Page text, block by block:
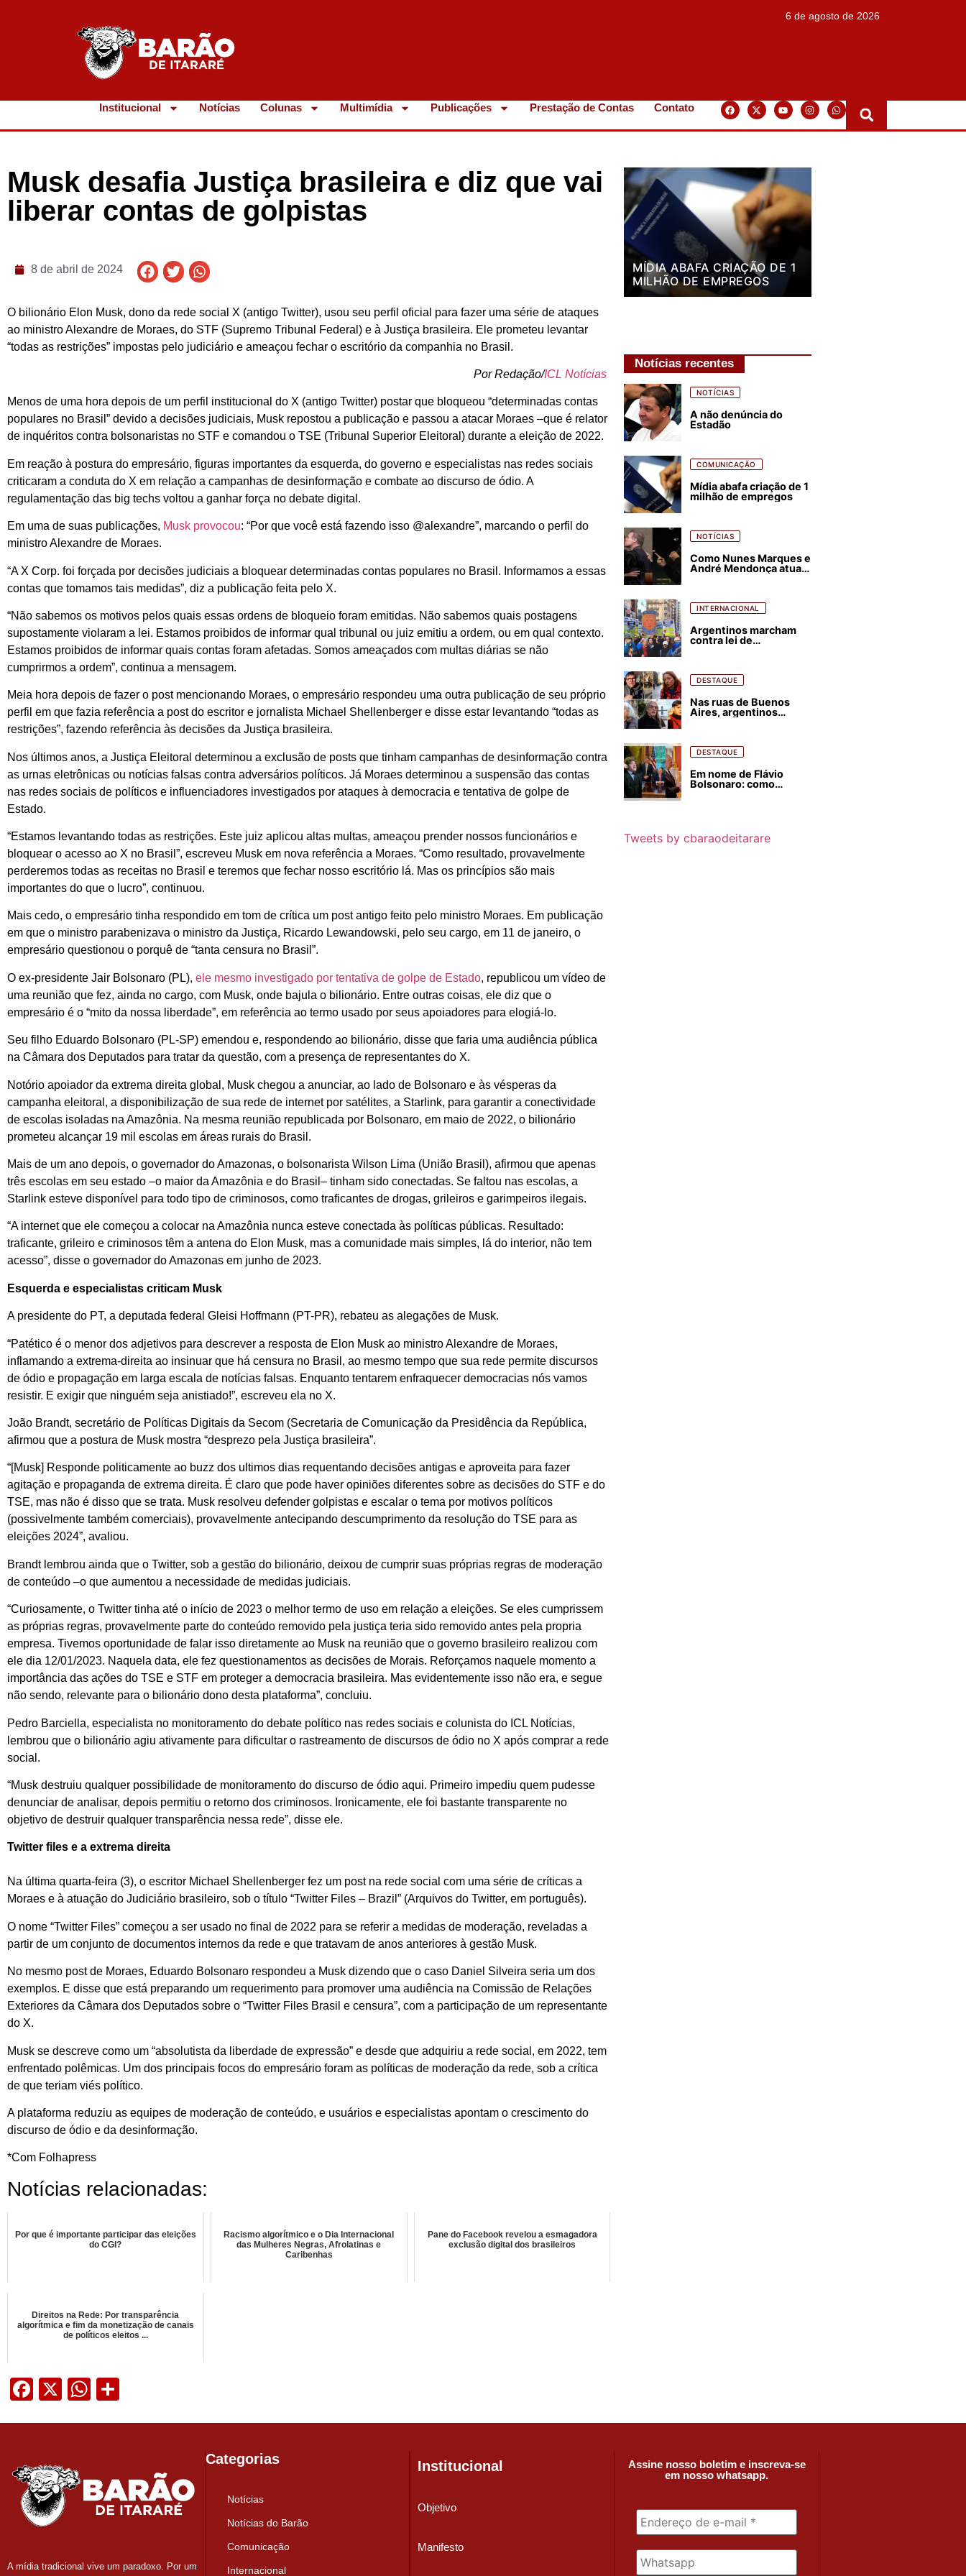
6 de agosto de 2026
Institucional Notícias Colunas Multimídia Publicações Prestação de Contas Contato
Musk desafia Justiça brasileira e diz que vai
liberar contas de golpistas
8 de abril de 2024
O bilionário Elon Musk, dono da rede social X (antigo Twitter), usou seu perfil oficial para fazer uma série de ataques
ao ministro Alexandre de Moraes, do STF (Supremo Tribunal Federal) e à Justiça brasileira. Ele prometeu levantar
“todas as restrições” impostas pelo judiciário e ameaçou fechar o escritório da companhia no Brasil.
Por Redação/ICL Notícias
Menos de uma hora depois de um perfil institucional do X (antigo Twitter) postar que bloqueou “determinadas contas
populares no Brasil” devido a decisões judiciais, Musk repostou a publicação e passou a atacar Moraes –que é relator
de inquéritos contra bolsonaristas no STF e comandou o TSE (Tribunal Superior Eleitoral) durante a eleição de 2022.
Em reação à postura do empresário, figuras importantes da esquerda, do governo e especialistas nas redes sociais
criticaram a conduta do X em relação a campanhas de desinformação e combate ao discurso de ódio. A
regulamentação das big techs voltou a ganhar força no debate digital.
Em uma de suas publicações, Musk provocou: “Por que você está fazendo isso @alexandre”, marcando o perfil do
ministro Alexandre de Moraes.
“A X Corp. foi forçada por decisões judiciais a bloquear determinadas contas populares no Brasil. Informamos a essas
contas que tomamos tais medidas”, diz a publicação feita pelo X.
“Não sabemos os motivos pelos quais essas ordens de bloqueio foram emitidas. Não sabemos quais postagens
supostamente violaram a lei. Estamos proibidos de informar qual tribunal ou juiz emitiu a ordem, ou em qual contexto.
Estamos proibidos de informar quais contas foram afetadas. Somos ameaçados com multas diárias se não
cumprirmos a ordem”, continua a mensagem.
Meia hora depois de fazer o post mencionando Moraes, o empresário respondeu uma outra publicação de seu próprio
perfil em que fazia referência a post do escritor e jornalista Michael Shellenberger e disse estar levantando “todas as
restrições”, fazendo referência às decisões da Justiça brasileira.
Nos últimos anos, a Justiça Eleitoral determinou a exclusão de posts que tinham campanhas de desinformação contra
as urnas eletrônicas ou notícias falsas contra adversários políticos. Já Moraes determinou a suspensão das contas
nas redes sociais de políticos e influenciadores investigados por ataques à democracia e tentativa de golpe de
Estado.
“Estamos levantando todas as restrições. Este juiz aplicou altas multas, ameaçou prender nossos funcionários e
bloquear o acesso ao X no Brasil”, escreveu Musk em nova referência a Moraes. “Como resultado, provavelmente
perderemos todas as receitas no Brasil e teremos que fechar nosso escritório lá. Mas os princípios são mais
importantes do que o lucro”, continuou.
Mais cedo, o empresário tinha respondido em tom de crítica um post antigo feito pelo ministro Moraes. Em publicação
em que o ministro parabenizava o ministro da Justiça, Ricardo Lewandowski, pelo seu cargo, em 11 de janeiro, o
empresário questionou o porquê de “tanta censura no Brasil”.
O ex-presidente Jair Bolsonaro (PL), ele mesmo investigado por tentativa de golpe de Estado, republicou um vídeo de
uma reunião que fez, ainda no cargo, com Musk, onde bajula o bilionário. Entre outras coisas, ele diz que o
empresário é o “mito da nossa liberdade”, em referência ao termo usado por seus apoiadores para elogiá-lo.
Seu filho Eduardo Bolsonaro (PL-SP) emendou e, respondendo ao bilionário, disse que faria uma audiência pública
na Câmara dos Deputados para tratar da questão, com a presença de representantes do X.
Notório apoiador da extrema direita global, Musk chegou a anunciar, ao lado de Bolsonaro e às vésperas da
campanha eleitoral, a disponibilização de sua rede de internet por satélites, a Starlink, para garantir a conectividade
de escolas isoladas na Amazônia. Na mesma reunião republicada por Bolsonaro, em maio de 2022, o bilionário
prometeu alcançar 19 mil escolas em áreas rurais do Brasil.
Mais de um ano depois, o governador do Amazonas, o bolsonarista Wilson Lima (União Brasil), afirmou que apenas
três escolas em seu estado –o maior da Amazônia e do Brasil– tinham sido conectadas. Se faltou nas escolas, a
Starlink esteve disponível para todo tipo de criminosos, como traficantes de drogas, grileiros e garimpeiros ilegais.
“A internet que ele começou a colocar na Amazônia nunca esteve conectada às políticas públicas. Resultado:
traficante, grileiro e criminosos têm a antena do Elon Musk, mas a comunidade mais simples, lá do interior, não tem
acesso”, disse o governador do Amazonas em junho de 2023.
Esquerda e especialistas criticam Musk
A presidente do PT, a deputada federal Gleisi Hoffmann (PT-PR), rebateu as alegações de Musk.
“Patético é o menor dos adjetivos para descrever a resposta de Elon Musk ao ministro Alexandre de Moraes,
inflamando a extrema-direita ao insinuar que há censura no Brasil, ao mesmo tempo que sua rede permite discursos
de ódio e propagação em larga escala de notícias falsas. Enquanto tentarem enfraquecer democracias nós vamos
resistir. E exigir que ninguém seja anistiado!”, escreveu ela no X.
João Brandt, secretário de Políticas Digitais da Secom (Secretaria de Comunicação da Presidência da República,
afirmou que a postura de Musk mostra “desprezo pela Justiça brasileira”.
“[Musk] Responde politicamente ao buzz dos ultimos dias requentando decisões antigas e aproveita para fazer
agitação e propaganda de extrema direita. É claro que pode haver opiniões diferentes sobre as decisões do STF e do
TSE, mas não é disso que se trata. Musk resolveu defender golpistas e escalar o tema por motivos políticos
(possivelmente também comerciais), provavelmente antecipando descumprimento da resolução do TSE para as
eleições 2024”, avaliou.
Brandt lembrou ainda que o Twitter, sob a gestão do bilionário, deixou de cumprir suas próprias regras de moderação
de conteúdo –o que aumentou a necessidade de medidas judiciais.
“Curiosamente, o Twitter tinha até o início de 2023 o melhor termo de uso em relação a eleições. Se eles cumprissem
as próprias regras, provavelmente parte do conteúdo removido pela justiça teria sido removido antes pela propria
empresa. Tivemos oportunidade de falar isso diretamente ao Musk na reunião que o governo brasileiro realizou com
ele dia 12/01/2023. Naquela data, ele fez questionamentos as decisões de Morais. Reforçamos naquele momento a
importância das ações do TSE e STF em proteger a democracia brasileira. Mas evidentemente isso não era, e segue
não sendo, relevante para o bilionário dono desta plataforma”, concluiu.
Pedro Barciella, especialista no monitoramento do debate político nas redes sociais e colunista do ICL Notícias,
lembrou que o bilionário agiu ativamente para dificultar o rastreamento de discursos de ódio no X após comprar a rede
social.
“Musk destruiu qualquer possibilidade de monitoramento do discurso de ódio aqui. Primeiro impediu quem pudesse
denunciar de analisar, depois permitiu o retorno dos criminosos. Ironicamente, ele foi bastante transparente no
objetivo de destruir qualquer transparência nessa rede”, disse ele.
Twitter files e a extrema direita
Na última quarta-feira (3), o escritor Michael Shellenberger fez um post na rede social com uma série de críticas a
Moraes e à atuação do Judiciário brasileiro, sob o título “Twitter Files – Brazil” (Arquivos do Twitter, em português).
O nome “Twitter Files” começou a ser usado no final de 2022 para se referir a medidas de moderação, reveladas a
partir de um conjunto de documentos internos da rede e que tratavam de anos anteriores à gestão Musk.
No mesmo post de Moraes, Eduardo Bolsonaro respondeu a Musk dizendo que o caso Daniel Silveira seria um dos
exemplos. E disse que está preparando um requerimento para promover uma audiência na Comissão de Relações
Exteriores da Câmara dos Deputados sobre o “Twitter Files Brasil e censura”, com a participação de um representante
do X.
Musk se descreve como um “absolutista da liberdade de expressão” e desde que adquiriu a rede social, em 2022, tem
enfrentado polêmicas. Um dos principais focos do empresário foram as políticas de moderação da rede, sob a crítica
de que teriam viés político.
A plataforma reduziu as equipes de moderação de conteúdo, e usuários e especialistas apontam o crescimento do
discurso de ódio e da desinformação.
*Com Folhapress
Notícias relacionadas:
Por que é importante participar das eleições
do CGI?
Racismo algorítmico e o Dia Internacional
das Mulheres Negras, Afrolatinas e
Caribenhas
Pane do Facebook revelou a esmagadora
exclusão digital dos brasileiros
Direitos na Rede: Por transparência
algorítmica e fim da monetização de canais
de políticos eleitos ...
Facebook
X WhatsApp
MÍDIA ABAFA CRIAÇÃO DE 1
MILHÃO DE EMPREGOS
Notícias recentes
NOTÍCIAS
A não denúncia do
Estadão
COMUNICAÇÃO
Mídia abafa criação de 1
milhão de empregos
NOTÍCIAS
Como Nunes Marques e
André Mendonça atuam
INTERNACIONAL
Argentinos marcham
contra lei de
florestais
DESTAQUE
Nas ruas de Buenos
Aires, argentinos
DESTAQUE
Em nome de Flávio
Bolsonaro: como
Tweets by cbaraodeitarare
A mídia tradicional vive um paradoxo. Por um
Categorias
Notícias
Notícias do Barão
Comunicação
Internacional
Institucional
Objetivo
Manifesto
Assine nosso boletim e inscreva-se
em nosso whatsapp.